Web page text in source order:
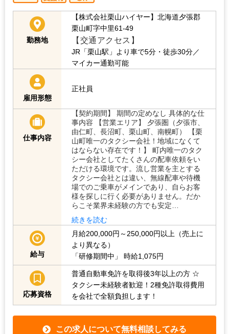
勤務地
【株式会社栗山ハイヤー】北海道夕張郡
栗山町字中里61-49
【交通アクセス】
JR「栗山駅」より車で5分・徒歩30分／
マイカー通勤可能
雇用形態
正社員
仕事内容
【契約期間】 期間の定めなし 具体的な仕
事内容 【営業エリア】 夕張圏（夕張市、
由仁町、長沼町、栗山町、南幌町） 【栗
山町唯一のタクシー会社！地域になくて
はならない存在です！】 町内唯一のタク
シー会社としてたくさんの配車依頼をい
ただける環境です。流し営業を主とする
タクシー会社とは違い、無線配車や待機
場でのご乗車がメインであり、自らお客
様を探しに行く必要がありません。だか
らこそ業界未経験の方でも安定…
続きを読む
給与
月給200,000円～250,000円以上（売上に
より異なる）
「研修期間中」
時給1,075円
応募資格
普通自動車免許を取得後3年以上の方 ☆
タクシー未経験者歓迎！2種免許取得費用
を会社で全額負担します！
この求人について無料相談してみる